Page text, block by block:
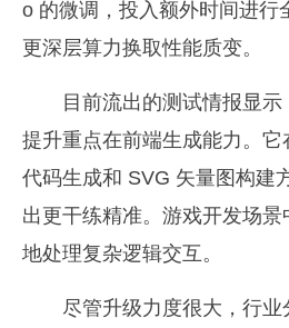
o 的微调，投入额外时间进行
更深层算力换取性能质变。
目前流出的测试情报显
提升重点在前端生成能力。
代码生成和 SVG 矢量图构建
出更干练精准。游戏开发场
地处理复杂逻辑交互。
尽管升级力度很大，行